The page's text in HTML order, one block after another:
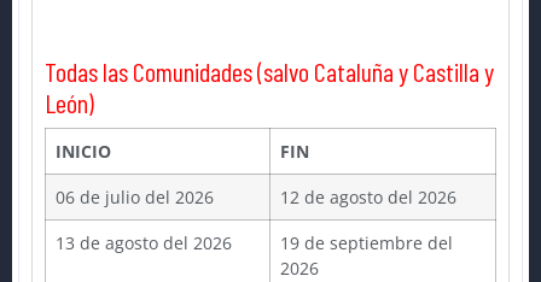
Todas las Comunidades (salvo Cataluña y Castilla y
León)
INICIO
FIN
06 de julio del 2026
12 de agosto del 2026
13 de agosto del 2026
19 de septiembre del
2026